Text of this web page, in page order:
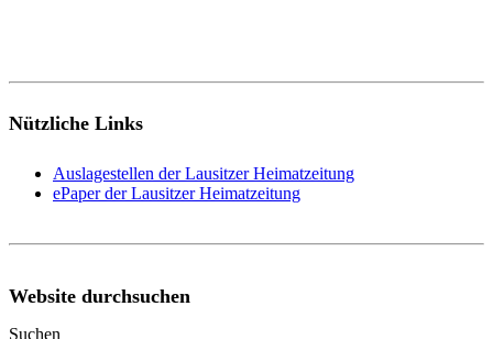
Nützliche Links
Auslagestellen der Lausitzer Heimatzeitung
ePaper der Lausitzer Heimatzeitung
Website durchsuchen
Suchen